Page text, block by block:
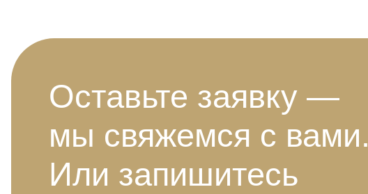
Оставьте заявку —
мы свяжемся с вами.
Или запишитесь